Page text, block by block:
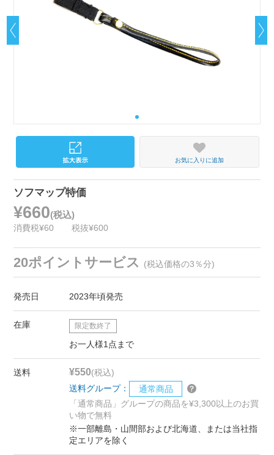
お気に入りに追加
ソフマップ特価
¥660(税込)
消費税¥60 税抜¥600
20ポイントサービス (税込価格の3％分)
発売日 2023年頃発売
在庫 限定数終了
お一人様1点まで
送料 ¥550(税込)
送料グループ：
通常商品
「通常商品」グループの商品を¥3,300以上のお買
い物で無料
※一部離島・山間部および北海道、または当社指
定エリアを除く